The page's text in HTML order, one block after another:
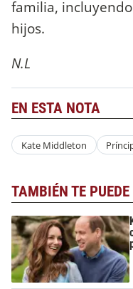
familia,
hijos.
N.L
EN ESTA NOTA
Kate Middleton
TAMBIÉN TE